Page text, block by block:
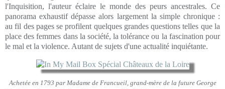
l'Inquisition, l'auteur éclaire le monde des peurs ancestrales. Ce
panorama exhaustif dépasse alors largement la simple chronique :
au fil des pages se profilent quelques grandes questions telles que la
place des femmes dans la société, la tolérance ou la fascination pour
le mal et la violence. Autant de sujets d'une actualité inquiétante.
Achetée en 1793 par Madame de Francueil, grand-mère de la future George